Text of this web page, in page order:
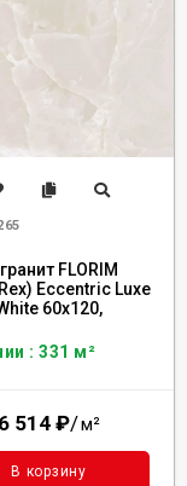
FLORIM
Eccentric Luxe
60x120,
: 331 м²
6 514 ₽/м²
В корзину